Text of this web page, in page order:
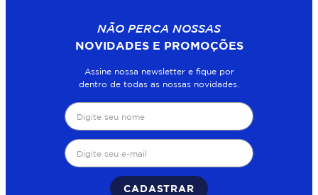
NÃO PERCA NOSSAS
NOVIDADES E PROMOÇÕES
Assine nossa newsletter e fique por
dentro de todas as nossas novidades.
CADASTRAR